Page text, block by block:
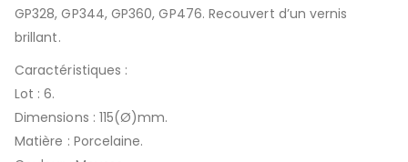
GP328, GP344, GP360, GP476. Recouvert d’un vernis
brillant.
Caractéristiques :
Lot : 6.
Dimensions : 115(Ø)mm.
Matière : Porcelaine.